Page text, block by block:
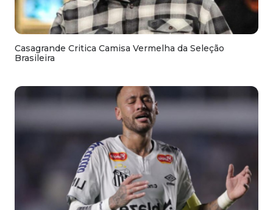
Casagrande Critica Camisa Vermelha da Seleção
Brasileira